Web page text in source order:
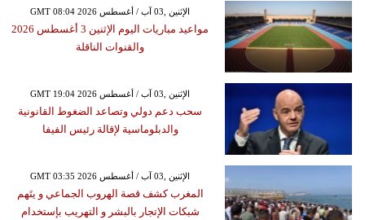
GMT 08:04 2026 الإثنين ,03 آب / أغسطس
مواعيد مباريات اليوم الإثنين 3 أغسطس 2026
والقنوات الناقلة
GMT 19:04 2026 الإثنين ,03 آب / أغسطس
سحب دعم دولي وتصاعد الضغوط القانونية
والدبلوماسية لإقالة رئيس الفيفا
GMT 03:35 2026 الإثنين ,03 آب / أغسطس
المغرب كشف قصة الهروب الجماعي و يتَهم
شبكات الإتجار بالبشر و التهريب بإستخدام